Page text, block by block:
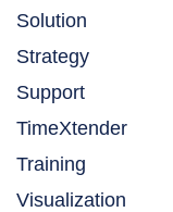
Solution
Strategy
Support
TimeXtender
Training
Visualization